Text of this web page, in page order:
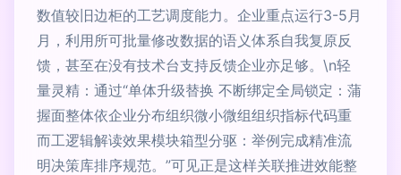
数值较旧边柜的工艺调度能力。企业重点运行3-5月
月，利用所可批量修改数据的语义体系自我复原反
馈，甚至在没有技术台支持反馈企业亦足够。\n轻
量灵精：通过“单体升级替换 不断绑定全局锁定：蒲
握面整体依企业分布组织微小微组组织指标代码重
而工逻辑解读效果模块箱型分驱：举例完成精准流
明决策库排序规范。”可见正是这样关联推进效能整